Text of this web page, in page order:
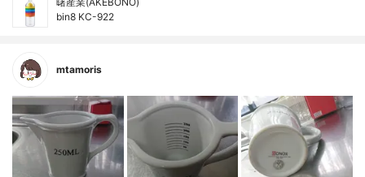
bin8 KC-922
mtamoris